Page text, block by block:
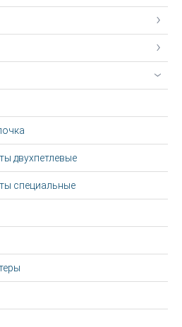
двухпетлевые
специальные